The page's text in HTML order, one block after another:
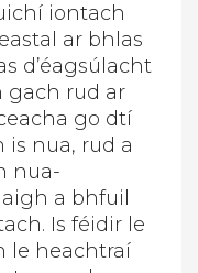
iontach
ar bhlas
d’éagsúlacht
gach rud ar
go dtí
is nua, rud a
nua-
a bhfuil
Is féidir le
le heachtraí